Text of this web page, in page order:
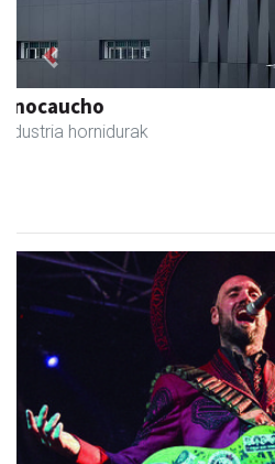
Txortu mekanizaketa eta
Asteasu - Mekanizatuak
Previous